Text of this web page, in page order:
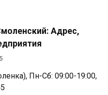
Адрес,
Пн-Сб: 09:00-19:00,